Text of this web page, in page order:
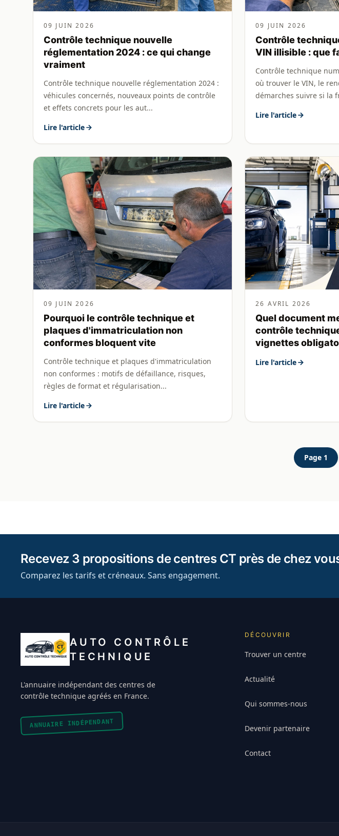
09 JUIN 2026
Contrôle technique nouvelle
réglementation 2024 : ce qui change
vraiment
Contrôle technique nouvelle réglementation 2024 :
véhicules concernés, nouveaux points de contrôle
et effets concrets pour les aut...
Lire l'article
09 JUIN 2026
Contrôle
VIN illisible : que
Contrôle technique
où trouver le VIN, le
démarches suivre si la
Lire l'article
09 JUIN 2026
Pourquoi le contrôle technique et
plaques d'immatriculation non
conformes bloquent vite
Contrôle technique et plaques d'immatriculation
non conformes : motifs de défaillance, risques,
règles de format et régularisation...
Lire l'article
26 AVRIL 2026
Quel document
contrôle
vignettes
Lire l'article
Page 1
Recevez 3 propositions de centres CT près de chez
Comparez les tarifs et créneaux. Sans engagement.
AUTO CONTRÔLE
TECHNIQUE
L'annuaire indépendant des centres de
contrôle technique agréés en France.
ANNUAIRE INDÉPENDANT
DÉCOUVRIR
Trouver un centre
Actualité
Qui sommes-nous
Devenir partenaire
Contact